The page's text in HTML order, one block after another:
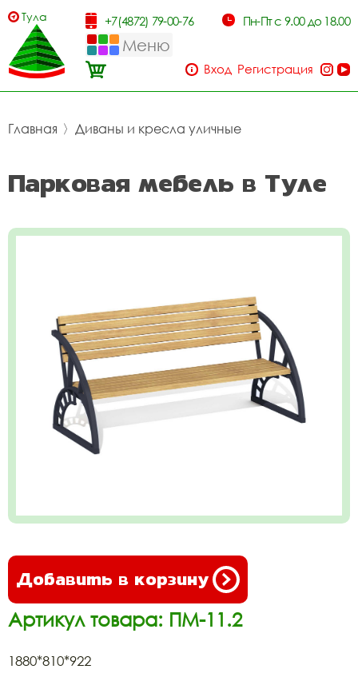
Тула +7(4872) 79-00-76 Пн-Пт с 9.00 до 18.00
Меню
Вход Регистрация
Главная 〉 Диваны и кресла уличные
Парковая мебель в Туле
Добавить в корзину
Артикул товара: ПМ-11.2
1880*810*922